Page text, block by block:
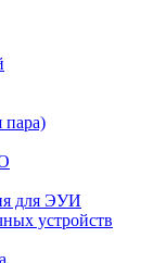
пара)
для ЭУИ
устройств